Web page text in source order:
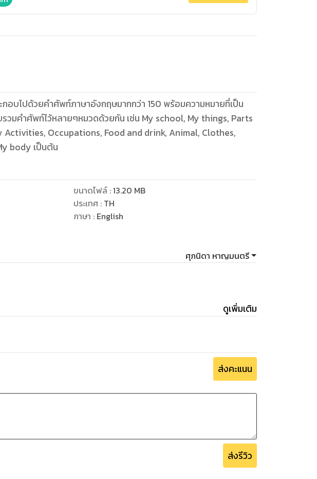
อบไปด้วยคำศัพท์ภาษาอังกฤษมากกว่า 150 พร้อมความหมายที่เป็น
วมคำศัพท์ไว้หลายๆหมวดด้วยกัน เช่น My school, My things, Parts
Occupations, Food and drink, Animal, Clothes,
body เป็นต้น
ขนาดไฟล์:13.20 MB
ประเทศ : TH
ภาษา : English
ศุภนิดา หาญมนตรี
ดูเพิ่มเติม
ส่งคะแนน
ส่งรีวิว